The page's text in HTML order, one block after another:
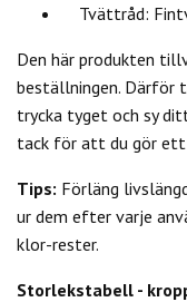
Tvättråd:
Den här produkten
beställningen. Därför
trycka tyget och sy
tack för att du gör
Tips: Förläng
ur dem efter varje
klor-rester.
Storlekstabell -